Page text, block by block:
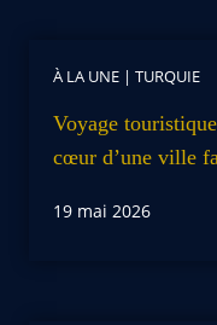
À LA UNE | TURQUIE
Voyage
cœur d’une ville
19 mai 2026